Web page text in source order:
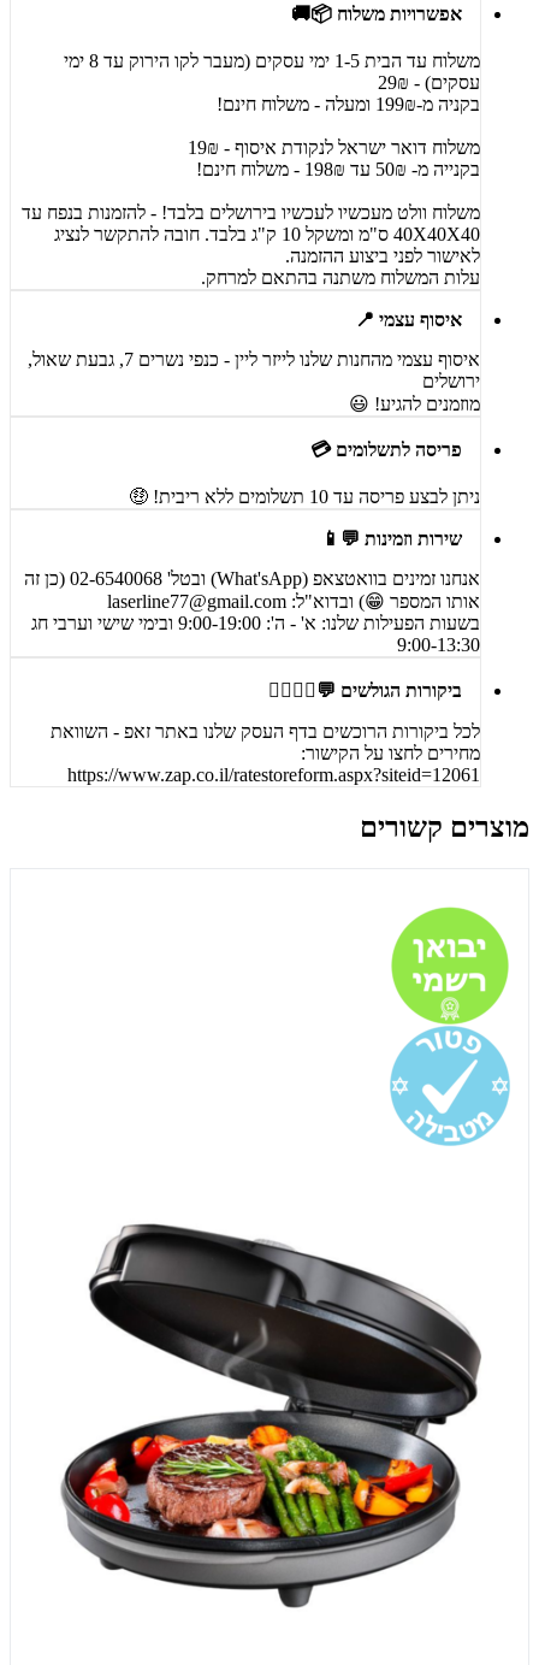
אפשרויות משלוח 📦🚚
משלוח עד הבית 1-5 ימי עסקים (מעבר לקו הירוק עד 8 ימי
עסקים) - 29₪
בקניה מ-199₪ ומעלה - משלוח חינם!
משלוח דואר ישראל לנקודת איסוף - 19₪
בקנייה מ- 50₪ עד 198₪ - משלוח חינם!
משלוח וולט מעכשיו לעכשיו בירושלים בלבד! - להזמנות בנפח עד
40X40X40 ס"מ ומשקל 10 ק"ג בלבד. חובה להתקשר לנציג
לאישור לפני ביצוע ההזמנה.
עלות המשלוח משתנה בהתאם למרחק.
איסוף עצמי 📍
איסוף עצמי מהחנות שלנו לייזר ליין - כנפי נשרים 7, גבעת שאול,
ירושלים
מוזמנים להגיע! 😃
פריסה לתשלומים 💳
ניתן לבצע פריסה עד 10 תשלומים ללא ריבית! 🤑
שירות וזמינות 💬📱
אנחנו זמינים בוואטצאפ (What'sApp) ובטל' 02-6540068 (כן זה
אותו המספר 😁) ובדוא"ל: laserline77@gmail.com
בשעות הפעילות שלנו: א' - ה': 9:00-19:00 ובימי שישי וערבי חג
9:00-13:30
ביקורות הגולשים 💬🙋‍♀️🙋‍♂️
לכל ביקורות הרוכשים בדף העסק שלנו באתר זאפ - השוואת
מחירים לחצו על הקישור:
https://www.zap.co.il/ratestoreform.aspx?siteid=12061
מוצרים קשורים